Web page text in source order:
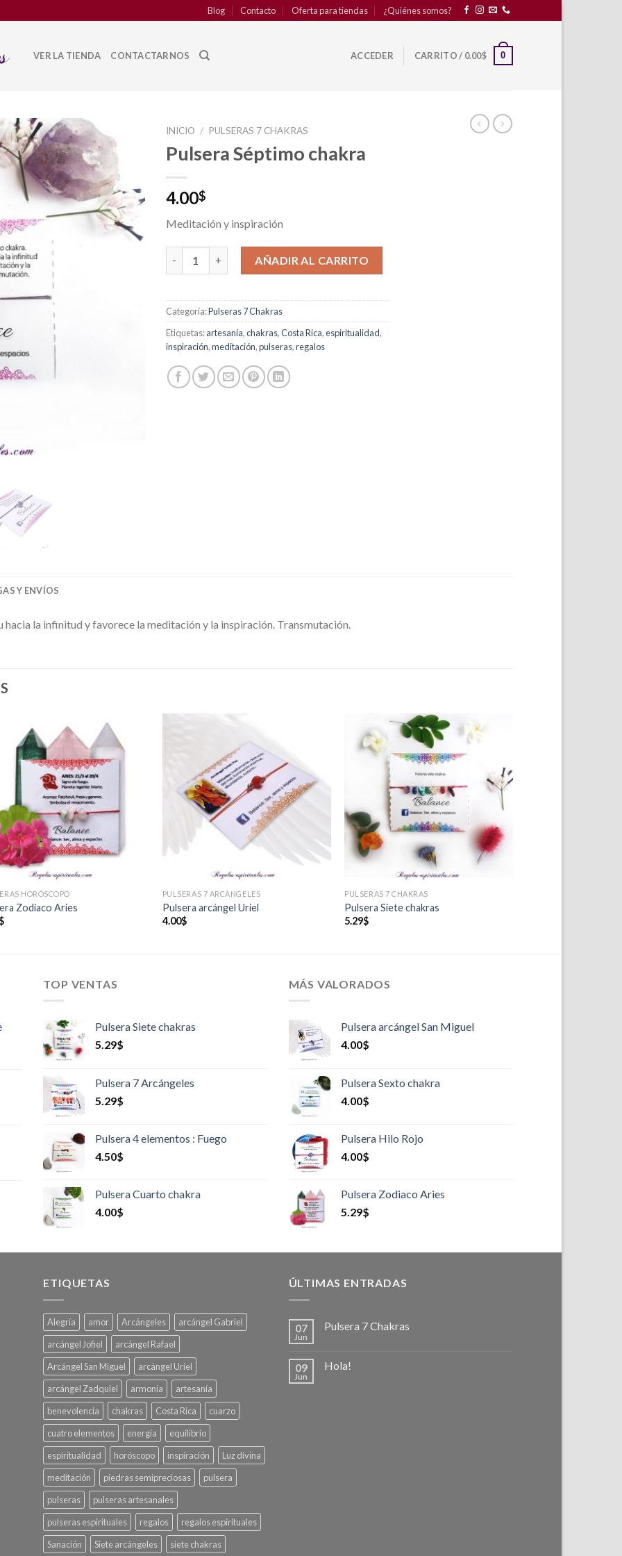
Blog Contacto Oferta para tiendas ¿Quiénes somos?
VER LA TIENDA CONTACTARNOS ACCEDER CARRITO / 0.00$ 0
a la
lista de
deseos
INICIO / PULSERAS 7 CHAKRAS
Pulsera Séptimo chakra
4.00$
Meditación y inspiración
Pulsera Séptimo chakra cantidad
AÑADIR AL CARRITO
Categoría:Pulseras 7 Chakras
Etiquetas:artesanía,chakras,Costa Rica,espiritualidad,
inspiración,meditación,pulseras,regalos
Y ENVÍOS
la infinitud y favorece la meditación y la inspiración. Transmutación.
Añadir
a la
HORÓSCOPO
Zodiaco Aries
lista de
deseos
PULSERAS 7 ARCÁNGELES
Pulsera arcángel Uriel
4.00$
lista de
deseos
PULSERAS 7 CHAKRAS
Pulsera Siete chakras
5.29$
TOP VENTAS
Pulsera Siete chakras
5.29$
Pulsera 7 Arcángeles
5.29$
Pulsera 4 elementos : Fuego
4.50$
Pulsera Cuarto chakra
4.00$
MÁS VALORADOS
Pulsera arcángel San Miguel
4.00$
Pulsera Sexto chakra
4.00$
Pulsera Hilo Rojo
4.00$
Pulsera Zodiaco Aries
5.29$
ETIQUETAS
Alegría amor Arcángeles
arcángel Gabriel
arcángel Jofiel
arcángel Rafael
Arcángel San Miguel
arcángel Uriel
arcángel Zadquiel
armonía
artesanía
benevolencia
chakras Costa Rica
cuarzo
cuatro elementos
energía
equilibrio
espiritualidad
horóscopo inspiración
Luz divina
meditación
piedras semipreciosas
pulsera
pulseras
pulseras artesanales
pulseras espirituales
regalos
regalos espirituales
Sanación
Siete arcángeles siete chakras
ÚLTIMAS ENTRADAS
07
Jun
Pulsera 7 Chakras
09
Jun
Hola!